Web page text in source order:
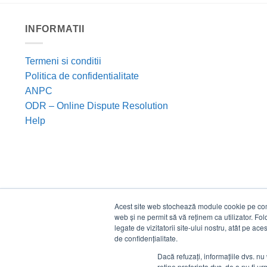
Acest site web stochează module cookie pe
web și ne permit să vă reținem ca utilizator.
legate de vizitatorii site-ului nostru, atât pe
de confidențialitate.
Dacă refuzați, informațiile dvs.
INFORMATII
Termeni si conditii
Politica de confidentialitate
ANPC
ODR – Online Dispute Resolution
Help